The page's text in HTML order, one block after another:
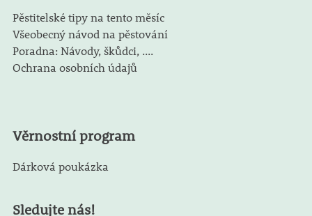
Pěstitelské tipy na tento měsíc
Všeobecný návod na pěstování
Poradna: Návody, škůdci, ....
Ochrana osobních údajů
Věrnostní program
Dárková poukázka
Sledujte nás!